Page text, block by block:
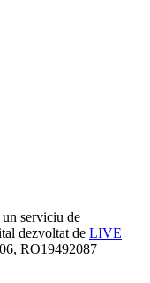
un serviciu de
dezvoltat de LIVE
RO19492087